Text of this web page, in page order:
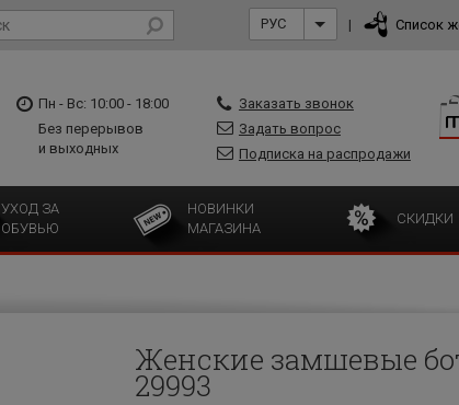
РУС | Список
Пн - Вс: 10:00 - 18:00
Без перерывов
и выходных
Заказать звонок
Задать вопрос
Подписка на распродажи
УХОД ЗА
ОБУВЬЮ
НОВИНКИ
МАГАЗИНА
СКИДКИ
Женские замшевые
29993